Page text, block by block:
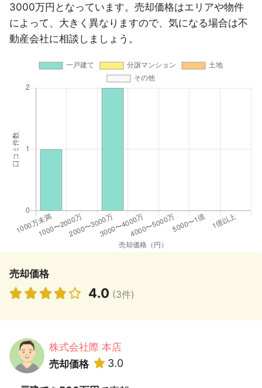
3000万円となっています。売却価格はエリアや物件
によって、大きく異なりますので、気になる場合は不
動産会社に相談しましょう。
売却価格
4.0 (3件)
株式会社際 本店
売却価格
3.0